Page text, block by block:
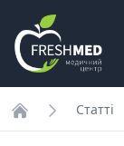
Home
Статті